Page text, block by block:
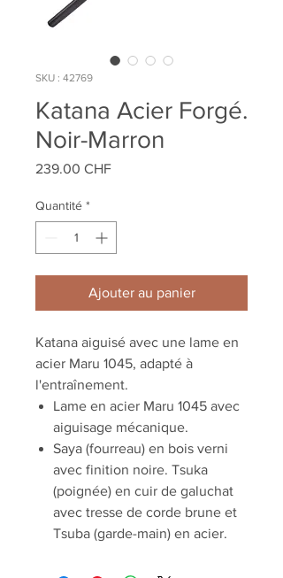
SKU : 42769
Katana Acier Forgé.
Noir-Marron
239.00 CHFPrix
Quantité *
Ajouter au panier
Katana aiguisé avec une lame en
acier Maru 1045, adapté à
l'entraînement.
Lame en acier Maru 1045 avec
aiguisage mécanique.
Saya (fourreau) en bois verni
avec finition noire. Tsuka
(poignée) en cuir de galuchat
avec tresse de corde brune et
Tsuba (garde-main) en acier.